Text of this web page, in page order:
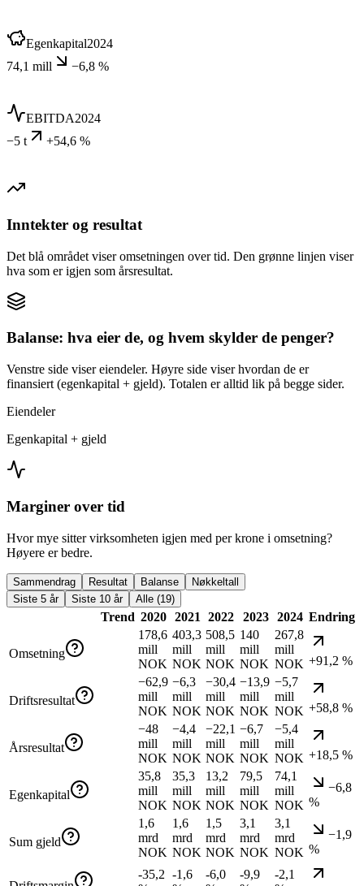
Egenkapital2024
74,1 mill
−6,8 %
EBITDA2024
−5 t
+54,6 %
Inntekter og resultat
Det blå området viser omsetningen over tid. Den grønne linjen viser
hva som er igjen som årsresultat.
Balanse: hva eier de, og hvem skylder de penger?
Venstre side viser eiendeler. Høyre side viser hvordan de er
finansiert (egenkapital + gjeld). Totalen er alltid lik på begge sider.
Eiendeler
Egenkapital + gjeld
Marginer over tid
Hvor mye sitter virksomheten igjen med per krone i omsetning?
Høyere er bedre.
Sammendrag Resultat Balanse
Nøkkeltall
Siste 5 år
Siste 10 år Alle (19)
Trend 2020 2021 2022 2023 2024 Endring
Omsetning
178,6
mill
NOK
403,3
mill
NOK
508,5
mill
NOK
140
mill
NOK
267,8
mill
NOK +91,2 %
Driftsresultat
−62,9
mill
NOK
−6,3
mill
NOK
−30,4
mill
NOK
−13,9
mill
NOK
−5,7
mill
NOK +58,8 %
Årsresultat
−48
mill
NOK
−4,4
mill
NOK
−22,1
mill
NOK
−6,7
mill
NOK
−5,4
mill
NOK +18,5 %
Egenkapital
35,8
mill
NOK
35,3
mill
NOK
13,2
mill
NOK
79,5
mill
NOK
74,1
mill
NOK
−6,8
%
Sum gjeld
1,6
mrd
NOK
1,6
mrd
NOK
1,5
mrd
NOK
3,1
mrd
NOK
3,1
mrd
NOK
−1,9
%
-35,2 -1,6
-6,0
-9,9
-2,1